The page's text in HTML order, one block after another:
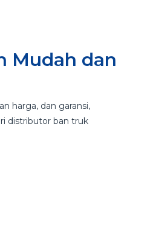
Mudah dan
harga, dan garansi,
distributor ban truk